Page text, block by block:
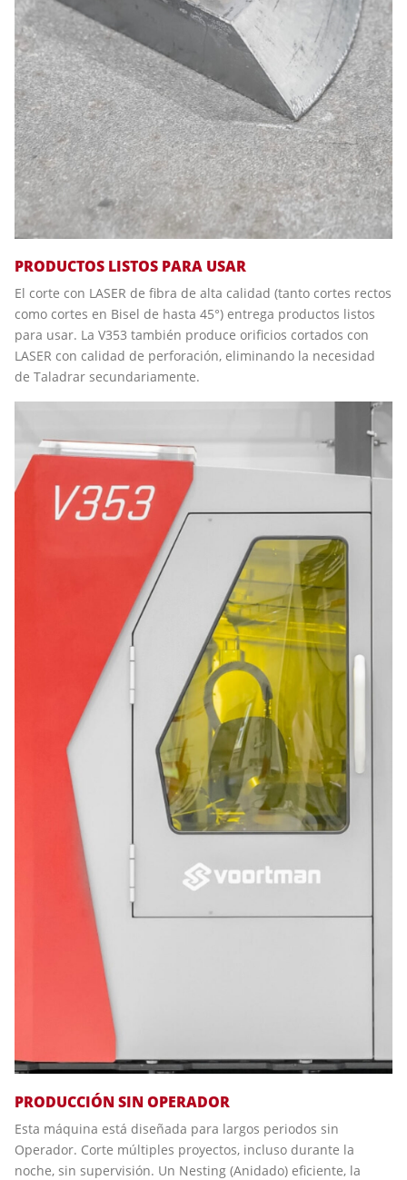
PRODUCTOS LISTOS PARA USAR
El corte con LASER de fibra de alta calidad (tanto cortes rectos
como cortes en Bisel de hasta 45°) entrega productos listos
para usar. La V353 también produce orificios cortados con
LASER con calidad de perforación, eliminando la necesidad
de Taladrar secundariamente.
PRODUCCIÓN SIN OPERADOR
Esta máquina está diseñada para largos periodos sin
Operador. Corte múltiples proyectos, incluso durante la
noche, sin supervisión. Un Nesting (Anidado) eficiente, la